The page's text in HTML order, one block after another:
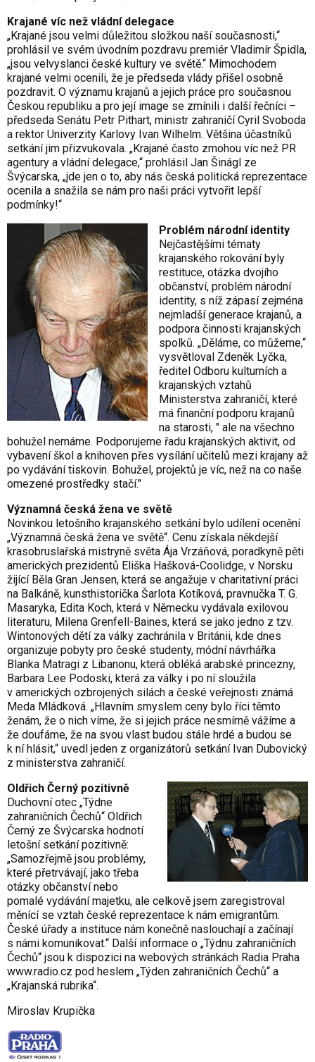
Krajané víc než vládní delegace
„Krajané jsou velmi důležitou složkou naší současnosti,“
prohlásil ve svém úvodním pozdravu premiér Vladimír Špidla,
„jsou velvyslanci české kultury ve světě.“ Mimochodem
krajané velmi ocenili, že je předseda vlády přišel osobně
pozdravit. O významu krajanů a jejich práce pro současnou
Českou republiku a pro její image se zmínili i další řečníci –
předseda Senátu Petr Pithart, ministr zahraničí Cyril Svoboda
a rektor Univerzity Karlovy Ivan Wilhelm. Většina účastníků
setkání jim přizvukovala. „Krajané často zmohou víc než PR
agentury a vládní delegace,“ prohlásil Jan Šinágl ze
Švýcarska, „jde jen o to, aby nás česká politická reprezentace
ocenila a snažila se nám pro naši práci vytvořit lepší
podmínky!“
Problém národní identity
Nejčastějšími tématy
krajanského rokování byly
restituce, otázka dvojího
občanství, problém národní
identity, s níž zápasí zejména
nejmladší generace krajanů, a
podpora činnosti krajanských
spolků. „Děláme, co můžeme,“
vysvětloval Zdeněk Lyčka,
ředitel Odboru kulturních a
krajanských vztahů
Ministerstva zahraničí, které
má finanční podporu krajanů
na starosti, " ale na všechno
bohužel nemáme. Podporujeme řadu krajanských aktivit, od
vybavení škol a knihoven přes vysílání učitelů mezi krajany až
po vydávání tiskovin. Bohužel, projektů je víc, než na co naše
omezené prostředky stačí."
Významná česká žena ve světě
Novinkou letošního krajanského setkání bylo udílení ocenění
„Významná česká žena ve světě“. Cenu získala někdejší
krasobruslařská mistryně světa Ája Vrzáňová, poradkyně pěti
amerických prezidentů Eliška Hašková-Coolidge, v Norsku
žijící Běla Gran Jensen, která se angažuje v charitativní práci
na Balkáně, kunsthistorička Šarlota Kotíková, pravnučka T. G.
Masaryka, Edita Koch, která v Německu vydávala exilovou
literaturu, Milena Grenfell-Baines, která se jako jedno z tzv.
Wintonových dětí za války zachránila v Británii, kde dnes
organizuje pobyty pro české studenty, módní návrhářka
Blanka Matragi z Libanonu, která obléká arabské princezny,
Barbara Lee Podoski, která za války i po ní sloužila
v amerických ozbrojených silách a české veřejnosti známá
Meda Mládková. „Hlavním smyslem ceny bylo říci těmto
ženám, že o nich víme, že si jejich práce nesmírně vážíme a
že doufáme, že na svou vlast budou stále hrdé a budou se
k ní hlásit,“ uvedl jeden z organizátorů setkání Ivan Dubovický
z ministerstva zahraničí.
Oldřich Černý pozitivně
Duchovní otec „Týdne
zahraničních Čechů“ Oldřich
Černý ze Švýcarska hodnotí
letošní setkání pozitivně:
„Samozřejmě jsou problémy,
které přetrvávají, jako třeba
otázky občanství nebo
pomalé vydávání majetku, ale celkově jsem zaregistroval
měnící se vztah české reprezentace k nám emigrantům.
České úřady a instituce nám konečně naslouchají a začínají
s námi komunikovat.“ Další informace o „Týdnu zahraničních
Čechů“ jsou k dispozici na webových stránkách Radia Praha
www.radio.cz pod heslem „Týden zahraničních Čechů“ a
„Krajanská rubrika“.
Miroslav Krupička